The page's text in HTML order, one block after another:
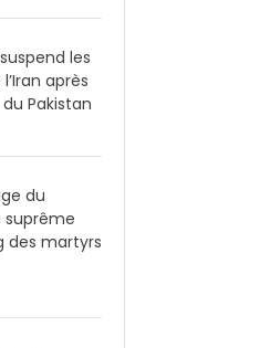
les
après
Pakistan
du
suprême
des martyrs